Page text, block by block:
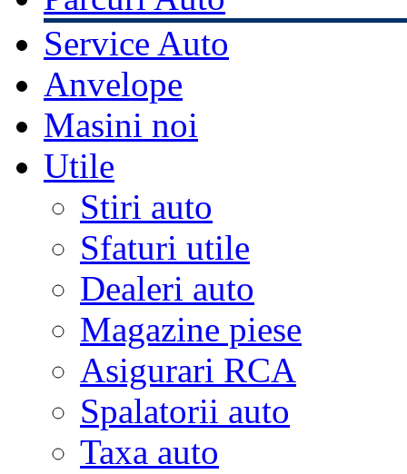
Service Auto
Anvelope
Masini noi
Utile
Stiri auto
Sfaturi utile
Dealeri auto
Magazine piese
Asigurari RCA
Spalatorii auto
Taxa auto